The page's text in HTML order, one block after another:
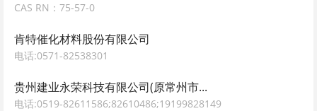
CAS RN：75-57-0
肯特催化材料股份有限公司
电话:0571-82538301
贵州建业永荣科技有限公司(原常州市...
电话:0519-82611586;82610486;19199828149